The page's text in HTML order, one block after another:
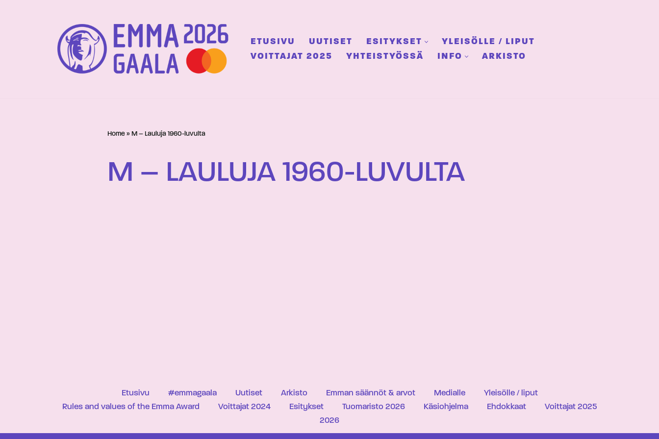
ETUSIVU UUTISET ESITYKSET
YLEISÖLLE / LIPUT
VOITTAJAT 2025
YHTEISTYÖSSÄ INFO ARKISTO
Home » M – Lauluja 1960-luvulta
M – LAULUJA 1960-LUVULTA
Etusivu #emmagaala Uutiset Arkisto Emman säännöt & arvot Medialle
Yleisölle / liput
Rules and values of the Emma Award
Voittajat 2024 Esitykset Tuomaristo 2026 Käsiohjelma Ehdokkaat
Voittajat 2025
2026